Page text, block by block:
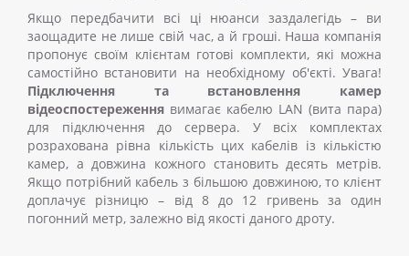
Якщо передбачити всі ці нюанси заздалегідь – ви
заощадите не лише свій час, а й гроші. Наша компанія
пропонує своїм клієнтам готові комплекти, які можна
самостійно встановити на необхідному об'єкті. Увага!
Підключення та
встановлення камер
відеоспостереження вимагає кабелю LAN (вита пара)
для підключення до сервера. У всіх комплектах
розрахована рівна кількість цих кабелів із кількістю
камер, а довжина кожного становить десять метрів.
Якщо потрібний кабель з більшою довжиною, то клієнт
доплачує різницю – від 8 до 12 гривень за один
погонний метр, залежно від якості даного дроту.